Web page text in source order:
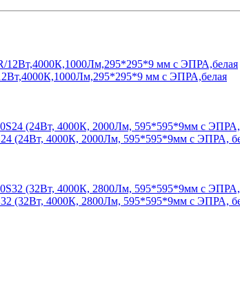
мм с ЭПРА,белая
(24Вт, 4000К, 2000Лм, 595*595*9мм с ЭПРА,
(32Вт, 4000К, 2800Лм, 595*595*9мм с ЭПРА,